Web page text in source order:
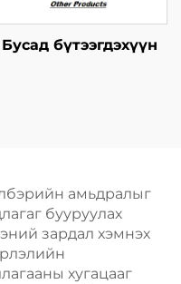
Бусад бүтээгдэхүүн
амьдралыг
бууруулах
зардал хэмнэх
хугацааг